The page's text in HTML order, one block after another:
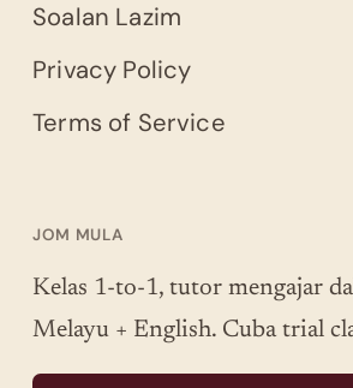
Soalan Lazim
Privacy Policy
Terms of Service
JOM MULA
Kelas 1-to-1, tutor mengajar
Melayu + English. Cuba trial